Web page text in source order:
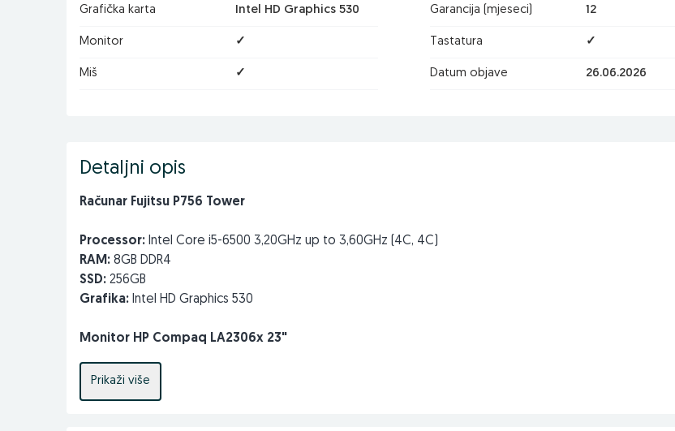
Grafička karta Intel HD Graphics 530 Garancija (mjeseci) 12
Monitor ✓ Tastatura ✓
Miš ✓ Datum objave 26.06.2026
Detaljni opis
Računar Fujitsu P756 Tower
Processor: Intel Core i5-6500 3,20GHz up to 3,60GHz (4C, 4C)
RAM: 8GB DDR4
SSD: 256GB
Grafika: Intel HD Graphics 530
Monitor HP Compaq LA2306x 23"
Veličina:23" (58.42cm)
Tip panela:TN / WLED backlight
Prikaži više